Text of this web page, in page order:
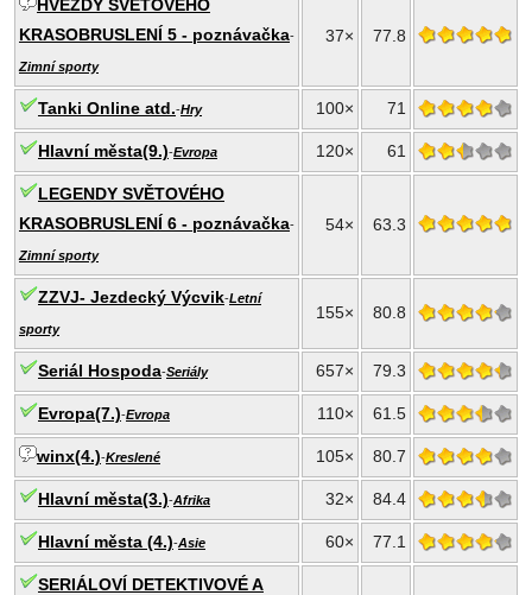
HVĚZDY SVĚTOVÉHO
KRASOBRUSLENÍ 5 - poznávačka-
Zimní sporty
37× 77.8
Tanki Online atd.-Hry 100× 71
Hlavní města(9.)-Evropa 120× 61
LEGENDY SVĚTOVÉHO
KRASOBRUSLENÍ 6 - poznávačka-
Zimní sporty
54× 63.3
ZZVJ- Jezdecký Výcvik-Letní
sporty
155× 80.8
Seriál Hospoda-Seriály 657× 79.3
Evropa(7.)-Evropa 110× 61.5
winx(4.)-Kreslené 105× 80.7
Hlavní města(3.)-Afrika 32× 84.4
Hlavní města (4.)-Asie 60× 77.1
SERIÁLOVÍ DETEKTIVOVÉ A